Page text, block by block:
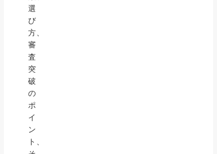
選
び
方、
審
査
突
破
の
ポ
イ
ン
ト、